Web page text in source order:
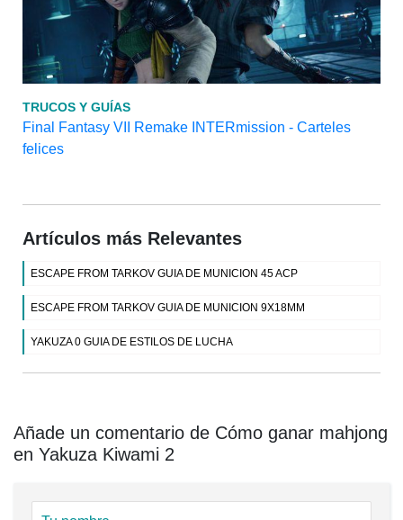
TRUCOS Y GUÍAS
Final Fantasy VII Remake INTERmission - Carteles
felices
Artículos más Relevantes
ESCAPE FROM TARKOV GUIA DE MUNICION 45 ACP
ESCAPE FROM TARKOV GUIA DE MUNICION 9X18MM
YAKUZA 0 GUIA DE ESTILOS DE LUCHA
Añade un comentario de Cómo ganar mahjong
en Yakuza Kiwami 2